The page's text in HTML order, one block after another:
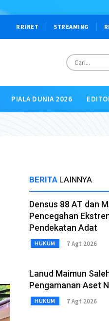
RRINET STREAMING
PIALA DUNIA 2026
BERITA LAINNYA
Densus 88 AT dan
Pencegahan
Pendekatan Adat
HUKUM 7 Agt 2026
Lanud Maimun
Pengamanan Aset
HUKUM 7 Agt 2026